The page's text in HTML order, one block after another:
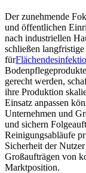
Der zunehmende
und öffentlichen
nach industriellen
schließen
für
gerecht werden,
ihre Produktion
Einsatz anpassen
Unternehmen und
und sichern
Reinigungsabläufe
Sicherheit der
Großaufträgen von
Marktposition.